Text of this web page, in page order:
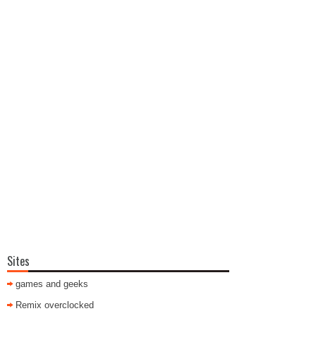
Sites
games and geeks
Remix overclocked